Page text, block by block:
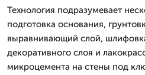
Технология подразумевает
подготовка основания,
выравнивающий слой,
декоративного слоя и
микроцемента на стены под